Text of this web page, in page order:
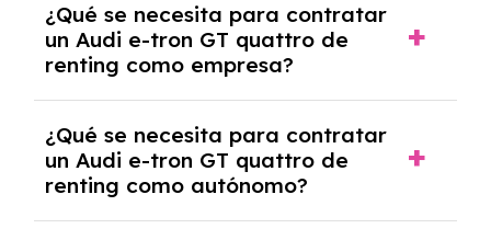
y, en algunos casos, una consulta de solvencia
crediticia y un pago inicial.
¿Qué se necesita para contratar
un Audi e-tron GT quattro de
renting como empresa?
documentación financiera y, en algunos
casos, un informe de solvencia de la empresa
y un pago inicial.
¿Qué se necesita para contratar
un Audi e-tron GT quattro de
renting como autónomo?